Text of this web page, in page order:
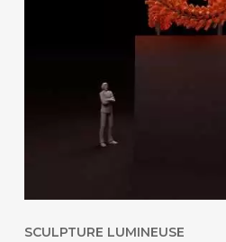
SCULPTURE LUMINEUSE